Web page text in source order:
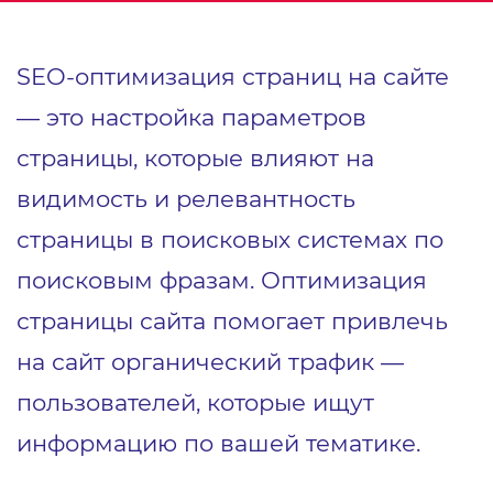
SEO-оптимизация страниц на сайте
— это настройка параметров
страницы, которые влияют на
видимость и релевантность
страницы в поисковых системах по
поисковым фразам. Оптимизация
страницы сайта помогает привлечь
на сайт органический трафик —
пользователей, которые ищут
информацию по вашей тематике.